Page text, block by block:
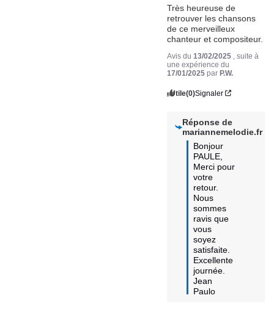
Très heureuse de
retrouver les chansons
de ce merveilleux
chanteur et compositeur.
Avis du 13/02/2025
, suite à
une expérience du
17/01/2025 parP.W.
Utile(0)Signaler
Réponse de
mariannemelodie.fr
Bonjour
PAULE,
Merci pour
votre
retour.
Nous
sommes
ravis que
vous
soyez
satisfaite.
Excellente
journée.
Jean
Paulo